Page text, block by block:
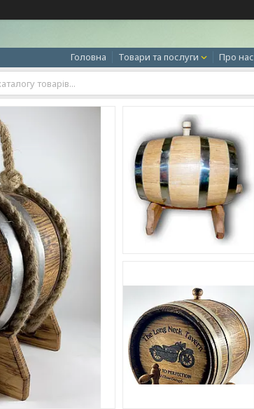
Головна Товари та послуги Про нас